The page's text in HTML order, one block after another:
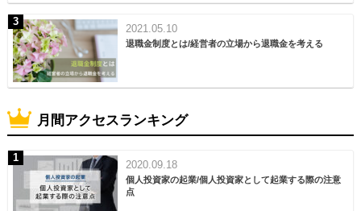
2021.05.10
退職金制度とは/経営者の立場から退職金を考える
月間アクセスランキング
2020.09.18
個人投資家の起業/個人投資家として起業する際の注意
点